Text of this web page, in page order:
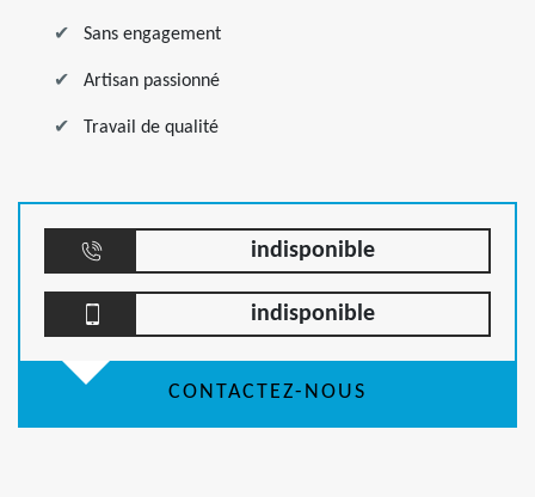
Sans engagement
Artisan passionné
Travail de qualité
indisponible
indisponible
CONTACTEZ-NOUS